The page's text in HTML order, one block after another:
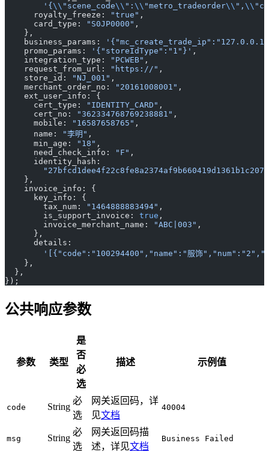
        '{
\\ "scene_code\\ ": \\ "metro_tradeorder\\ ", \\
      royalty_freeze:
"true" ,
      card_type:
"S0JP0000" ,
    },
    business_params:
    promo_params:
'{"storeIdType":"1"}' ,
    integration_type:
"PCWEB" ,
    request_from_url:
"https://" ,
    store_id:
"NJ_001" ,
    merchant_order_no:
"20161008001" ,
    ext_user_info: {
      cert_type:
"IDENTITY_CARD" ,
      cert_no:
"362334768769238881" ,
      mobile:
"16587658765" ,
      name:
"李明" ,
      min_age:
"18" ,
      need_check_info:
"F" ,
      identity_hash:
    },
    invoice_info: {
      key_info: {
        tax_num:
"1464888883494" ,
        is_support_invoice:
true ,
        invoice_merchant_name:
"ABC|003" ,
      },
      details:
'[{"code":"100294400","name":"服饰
    },
  },
});
公共响应参数
参数 类型
是
否
必
选
描述 示例值
code String
必
选
网关返回码，详
见文档
40004
msg String
必
选
网关返回码描
述，详见文档
Business Failed